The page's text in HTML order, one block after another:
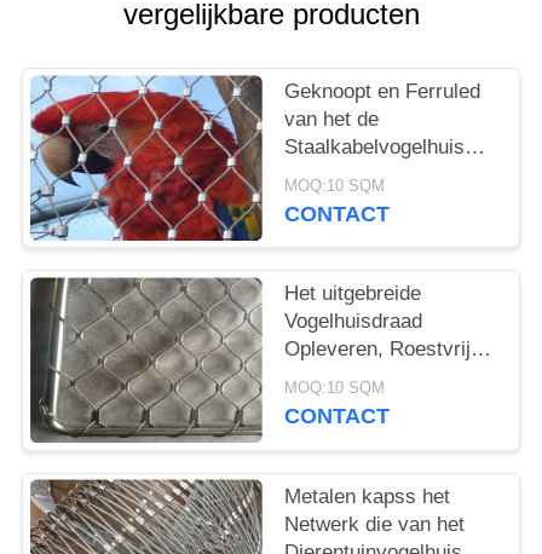
vergelijkbare producten
Geknoopt en Ferruled
van het de
Staalkabelvogelhuis
van Typestainelss van
het de Draadnetwerk
MOQ:10 SQM
CONTACT
Het uitgebreide
Vogelhuisdraad
Opleveren, Roestvrij
staal Geweven de
Draadnetwerk van het
MOQ:10 SQM
CONTACT
Metalen kapss het
Netwerk die van het